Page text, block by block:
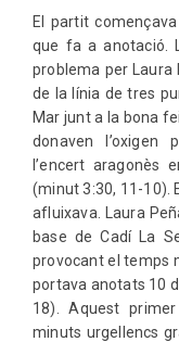
El partit
que fa a anotació.
problema per Laura
de la línia de tres
Mar junt a la bona
donaven l’oxigen
l’encert aragonès
(minut 3:30, 11-10).
afluixava. Laura
base de Cadí La
provocant el temps
portava anotats 10
18). Aquest
minuts urgellencs